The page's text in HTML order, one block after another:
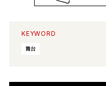
KEYWORD
舞台